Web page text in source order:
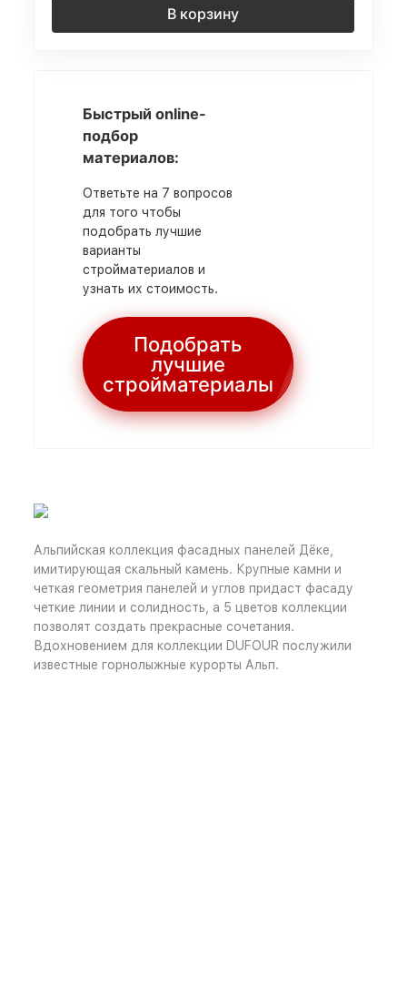
В корзину
Быстрый online-
подбор
материалов:
Ответьте на 7 вопросов
для того чтобы
подобрать лучшие
варианты
стройматериалов и
узнать их стоимость.
Подобрать
лучшие
стройматериалы
Альпийская коллекция фасадных панелей Дёке,
имитирующая скальный камень. Крупные камни и
четкая геометрия панелей и углов придаст фасаду
четкие линии и солидность, а 5 цветов коллекции
позволят создать прекрасные сочетания.
Вдохновением для коллекции DUFOUR послужили
известные горнолыжные курорты Альп.